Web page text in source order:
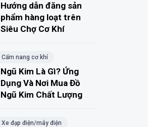
Hướng dẫn đăng sản
phẩm hàng loạt trên
Siêu Chợ Cơ Khí
Cẩm nang cơ khí
Ngũ Kim Là Gì? Ứng
Dụng Và Nơi Mua Đồ
Ngũ Kim Chất Lượng
Xe đạp điện/máy điện